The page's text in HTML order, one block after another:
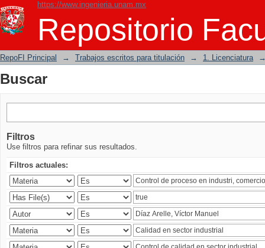
https://www.ingenieria.unam.mx
Repositorio
Buscar
RepoFI Principal → Trabajos escritos para titulación → 1. Licenciatura
Buscar
Filtros
Use filtros para refinar sus resultados.
Filtros actuales: